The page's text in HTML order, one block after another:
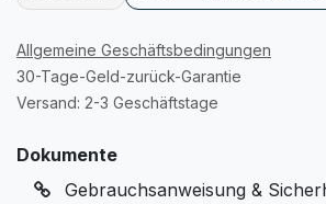
Allgemeine Geschäftsbedingungen
30-Tage-Geld-zurück-Garantie
Versand: 2-3 Geschäftstage
Dokumente
Gebrauchsanweisung &